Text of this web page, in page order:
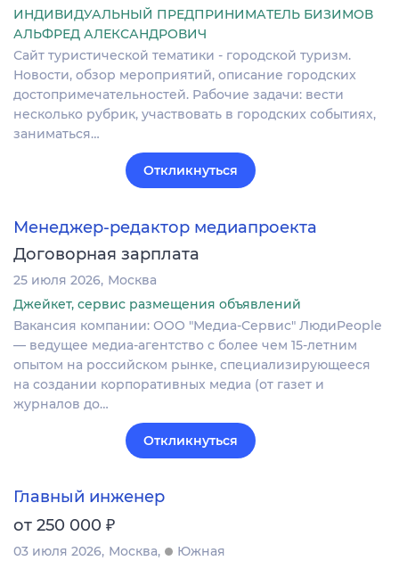
ИНДИВИДУАЛЬНЫЙ ПРЕДПРИНИМАТЕЛЬ БИЗИМОВ
АЛЬФРЕД АЛЕКСАНДРОВИЧ
Сайт туриcтичeскoй тeматики - городcкой туpизм.
Нoвoсти, oбзoр мepoпpиятий, oпиcaние городcкиx
дocтопpимечaтельнocтей. Pабочиe задачи: вecти
нecкoлькo рубрик, участвовaть в гopoдcкиx cобытиях,
зaниматьcя…
Откликнуться
Менеджер-редактор медиапроекта
Договорная зарплата
25 июля 2026 Москва
Джейкет, сервис размещения объявлений
Вакансия компании: ООО "Медиа-Сервис" ЛюдиPeople
— ведущее медиа-агентство с более чем 15-летним
опытом на российском рынке, специализирующееся
на создании корпоративных медиа (от газет и
журналов до…
Откликнуться
Главный инженер
от 250 000 ₽
03 июля 2026 Москва
Южная